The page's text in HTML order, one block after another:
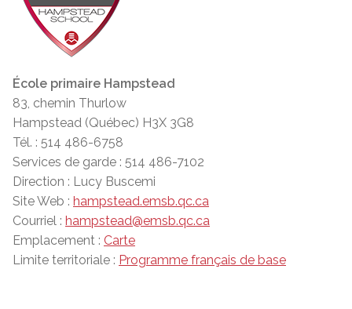
École primaire Hampstead
83, chemin Thurlow
Hampstead (Québec) H3X 3G8
Tél. : 514 486-6758
Services de garde : 514 486-7102
Direction : Lucy Buscemi
Site Web : hampstead.emsb.qc.ca
Courriel : hampstead@emsb.qc.ca
Emplacement : Carte
Limite territoriale : Programme français de base